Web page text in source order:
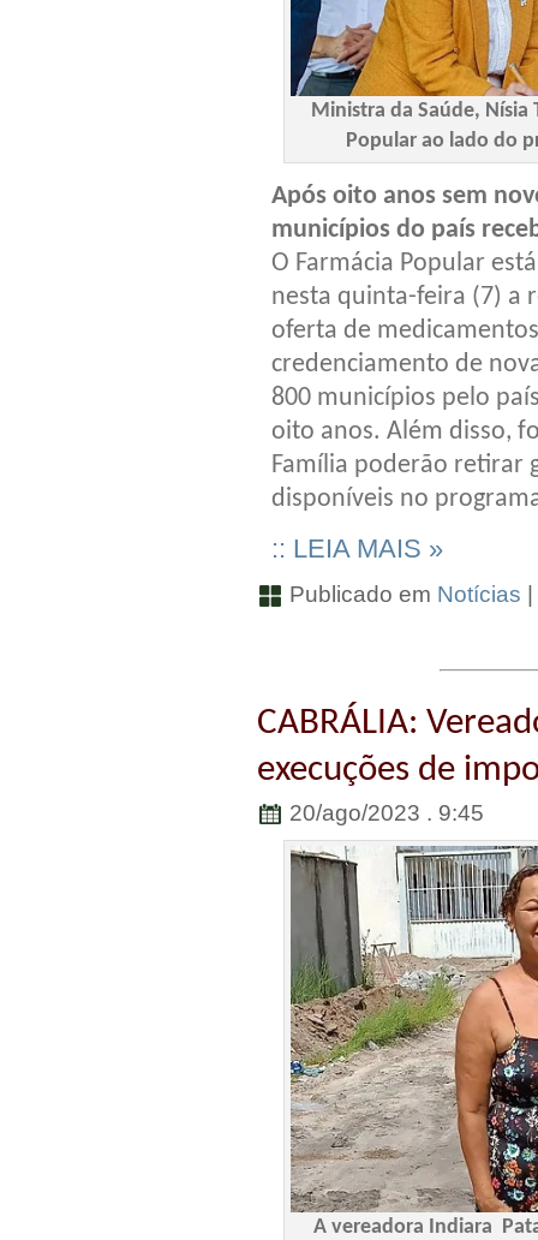
Ministra da Saúde, Nísia
Popular ao lado do
Após oito anos sem
municípios do país
O Farmácia Popular
nesta quinta-feira (7) a
oferta de
credenciamento de
800 municípios pelo
oito anos. Além disso,
Família poderão retirar
disponíveis no
:: LEIA MAIS »
Publicado em Notícias |
CABRÁLIA:
execuções de
20/ago/2023 . 9:45
A vereadora Indiara